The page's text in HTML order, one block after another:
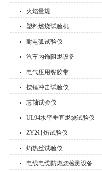
火焰量规
塑料燃烧试验机
耐电弧试验仪
汽车内饰阻燃设备
电气压用黏胶带
摆锤冲击试验仪
芯轴试验仪
UL94水平垂直燃烧试验仪
ZY2针焰试验仪
灼热丝试验仪
电线电缆防燃烧检测设备